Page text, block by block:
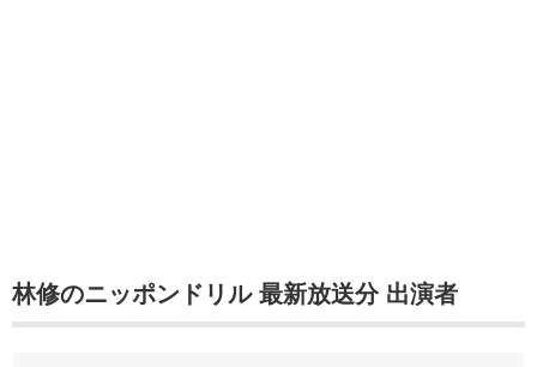
林修のニッポンドリル 最新放送分 出演者